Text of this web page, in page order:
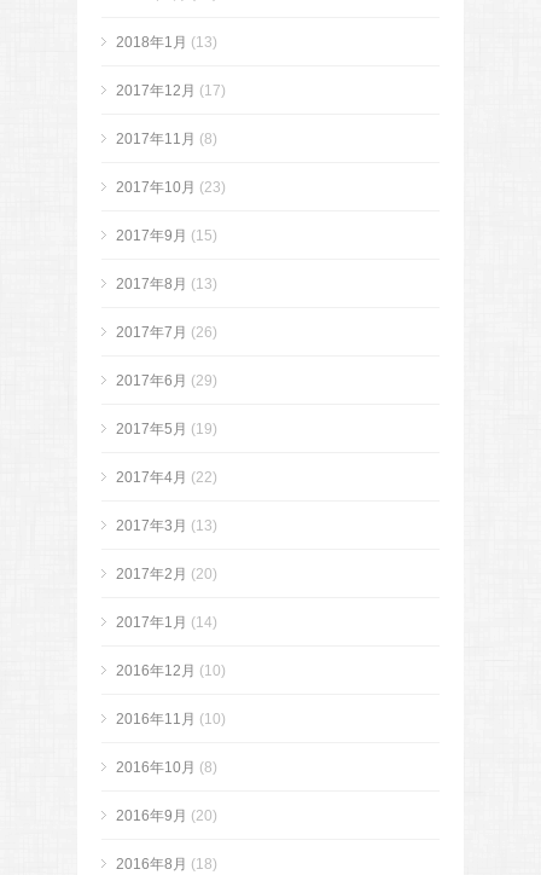
2018年1月 (13)
2017年12月 (17)
2017年11月 (8)
2017年10月 (23)
2017年9月 (15)
2017年8月 (13)
2017年7月 (26)
2017年6月 (29)
2017年5月 (19)
2017年4月 (22)
2017年3月 (13)
2017年2月 (20)
2017年1月 (14)
2016年12月 (10)
2016年11月 (10)
2016年10月 (8)
2016年9月 (20)
2016年8月 (18)